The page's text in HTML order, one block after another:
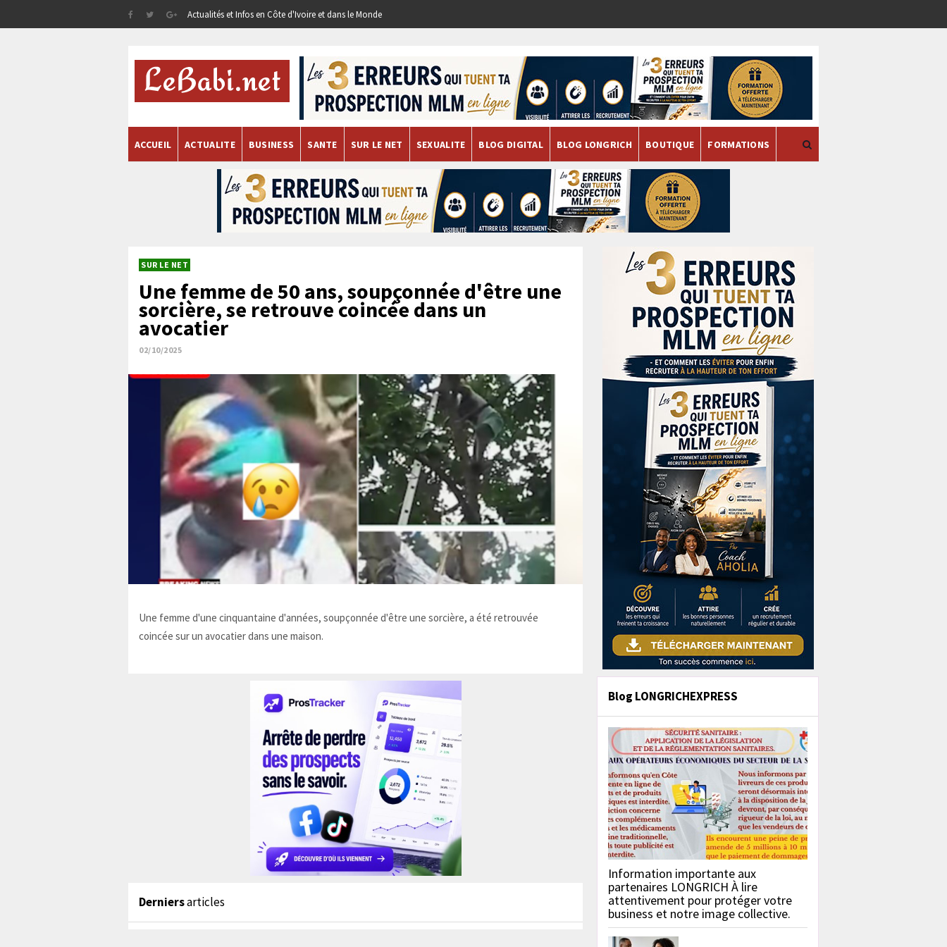
Actualités et Infos en Côte d'Ivoire et dans le Monde
ACCUEIL ACTUALITE BUSINESS SANTE SUR LE NET SEXUALITE BLOG DIGITAL BLOG LONGRICH BOUTIQUE FORMATIONS
SUR LE NET
Une femme de 50 ans, soupçonnée d'être une
sorcière, se retrouve coincée dans un
avocatier
02/10/2025
Une femme d'une cinquantaine d'années, soupçonnée d'être une sorcière, a été retrouvée
coincée sur un avocatier dans une maison.
Derniersarticles
Blog LONGRICHEXPRESS
Information importante aux
partenaires LONGRICH À lire
attentivement pour protéger votre
business et notre image collective.